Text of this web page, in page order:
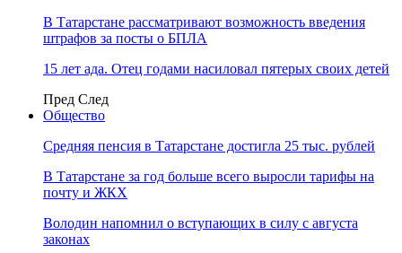
В Татарстане рассматривают возможность введения
штрафов за посты о БПЛА
15 лет ада. Отец годами насиловал пятерых своих детей
Пред След
Общество
Средняя пенсия в Татарстане достигла 25 тыс. рублей
В Татарстане за год больше всего выросли тарифы на
почту и ЖКХ
Володин напомнил о вступающих в силу с августа
законах